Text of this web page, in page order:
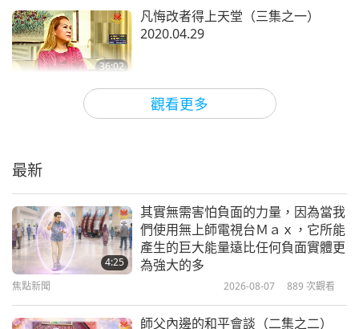
（新冠病毒不斷蔓延，對全世界的影響前所未見，似
乎沒人真正意識到解決之道。假設全世界立即持純
素，這病毒會多快消失？）很快。但是人類卻不持純
素，一昧想盡辦法找解藥。（是，師父。）
一來會前功盡棄。而且會再出現別的病毒。懂嗎？
（懂，師父。）之後還會有別的危難。
最重要的是人類必須回歸自己原本的慈悲天性，不是
只依靠藥物和發明。（對，師父。）這些是一時的。
（有，師父。我們也目睹許多氣候變化，危機似乎越
來越嚴峻。這些氣候危機就像倒數計時嗎？）我們必
觀看更多
36:02
凡悔改者得上天堂（三集之一）
2020.04.29
2020-05-09
凡悔改者得上天堂（三集之三）
2020.04.29
最新
4:25
其實無需害怕負面的力量，因為當我
們使用無上師電視台Ｍａｘ，它所能
產生的巨大能量遠比任何負面實體更
為強大的多
焦點新聞 2026-08-07 889 次觀看
師父內邊的和平會談（二集之二）